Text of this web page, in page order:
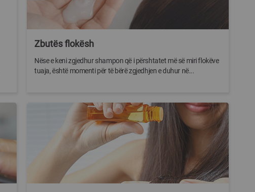
Zbutës flokësh
Nëse e keni zgjedhur shampon që i përshtatet më së miri flokëve
tuaja, është momenti për të bërë zgjedhjen e duhur në...